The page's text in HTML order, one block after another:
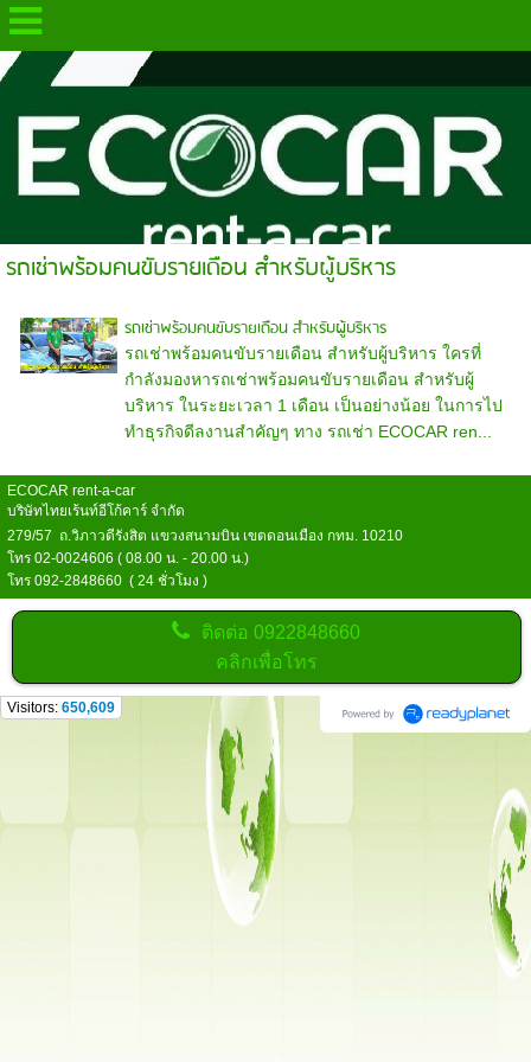
.
รถเช่าพร้อมคนขับรายเดือน สำหรับผู้บริหาร
รถเช่าพร้อมคนขับรายเดือน สำหรับผู้บริหาร
รถเช่าพร้อมคนขับรายเดือน สำหรับผู้บริหาร ใครที่
กำลังมองหารถเช่าพร้อมคนขับรายเดือน สำหรับผู้
บริหาร ในระยะเวลา 1 เดือน เป็นอย่างน้อย ในการไป
ทำธุรกิจดีลงานสำคัญๆ ทาง รถเช่า ECOCAR ren...
ECOCAR rent-a-car
บริษัทไทยเร้นท์อีโก้คาร์ จำกัด
279/57 ถ.วิภาวดีรังสิต แขวงสนามบิน เขตดอนเมือง กทม. 10210
โทร 02-0024606 ( 08.00 น. - 20.00 น.)
โทร 092-2848660 ( 24 ชั่วโมง )
ติดต่อ0922848660
คลิกเพื่อโทร
Visitors: 650,609